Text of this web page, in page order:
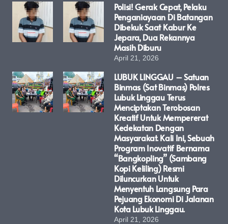
Polisi! Gerak Cepat, Pelaku
Penganiayaan Di Batangan
Dibekuk Saat Kabur Ke
Jepara, Dua Rekannya
Masih Diburu
April 21, 2026
LUBUK LINGGAU – Satuan
Binmas (Sat Binmas) Polres
Lubuk Linggau Terus
Menciptakan Terobosan
Kreatif Untuk Mempererat
Kedekatan Dengan
Masyarakat. Kali Ini, Sebuah
Program Inovatif Bernama
“Bangkopling” (Sambang
Kopi Keliling) Resmi
Diluncurkan Untuk
Menyentuh Langsung Para
Pejuang Ekonomi Di Jalanan
Kota Lubuk Linggau.
April 21, 2026